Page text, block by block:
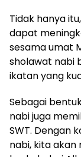
Tidak hanya
dapat
sesama umat
sholawat nabi
ikatan yang
Sebagai
nabi juga
SWT. Dengan
nabi, kita